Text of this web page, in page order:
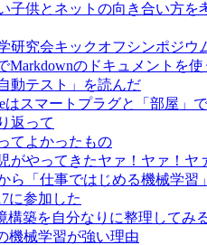
子供とネットの向き合い方を
研究会キックオフシンポジウ
Markdownのドキュメントを使
動テスト」を読んだ
はスマートプラグと「部屋」
返って
てよかったもの
がやってきたヤァ！ヤァ！ヤ
ら「仕事ではじめる機械学習
に参加した
構築を自分なりに整理してみ
機械学習が強い理由